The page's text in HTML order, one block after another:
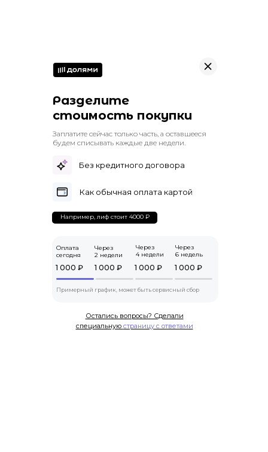
Через
6 недель
1 000 ₽
Через
4 недели
1 000 ₽
Через
2 недели
1 000 ₽
Примерный график, может быть сервисный сбор
Оплата
сегодня
1 000 ₽
Остались вопросы? Сделали
специальную страницу с ответами
Как обычная оплата картой
Без кредитного договора
Заплатите сейчас только часть, а оставшееся
будем списывать каждые две недели.
Разделите
стоимость покупки
Например, лиф стоит 4000 ₽